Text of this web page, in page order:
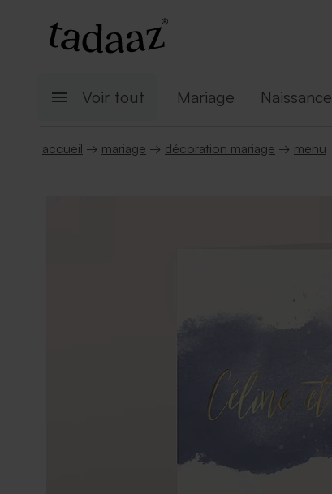
Voir tout Mariage Naissance
accueil → mariage → décoration mariage → menu